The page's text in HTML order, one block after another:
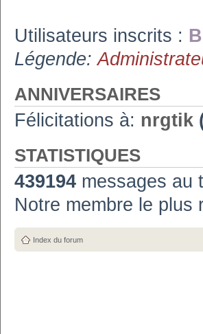
Utilisateurs inscrits :
Légende:
ANNIVERSAIRES
Félicitations à: nrgtik
STATISTIQUES
439194 messages au
Notre membre le plus
Index du forum